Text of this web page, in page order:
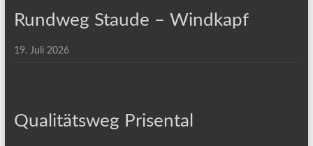
Rundweg Staude – Windkapf
19. Juli 2026
Qualitätsweg Prisental